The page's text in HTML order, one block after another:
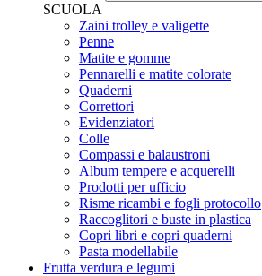
SCUOLA
Zaini trolley e valigette
Penne
Matite e gomme
Pennarelli e matite colorate
Quaderni
Correttori
Evidenziatori
Colle
Compassi e balaustroni
Album tempere e acquerelli
Prodotti per ufficio
Risme ricambi e fogli protocollo
Raccoglitori e buste in plastica
Copri libri e copri quaderni
Pasta modellabile
Frutta verdura e legumi